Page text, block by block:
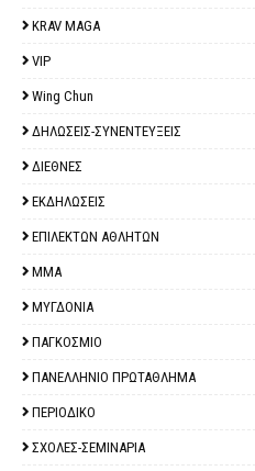
KRAV MAGA
VIP
Wing Chun
ΔΗΛΩΣΕΙΣ-ΣΥΝΕΝΤΕΥΞΕΙΣ
ΔΙΕΘΝΕΣ
ΕΚΔΗΛΩΣΕΙΣ
ΕΠΙΛΕΚΤΩΝ ΑΘΛΗΤΩΝ
ΜΜΑ
ΜΥΓΔΟΝΙΑ
ΠΑΓΚΟΣΜΙΟ
ΠΑΝΕΛΛΗΝΙΟ ΠΡΩΤΑΘΛΗΜΑ
ΠΕΡΙΟΔΙΚΟ
ΣΧΟΛΕΣ-ΣΕΜΙΝΑΡΙΑ